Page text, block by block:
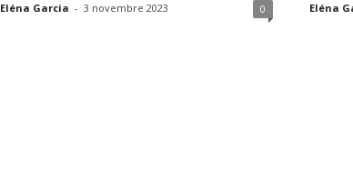
Eléna Garcia - 3 novembre 2023 0 Eléna